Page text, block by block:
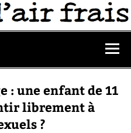
: une enfant de 11
librement à
?